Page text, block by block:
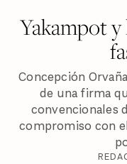
Yakampot
Concepción
de una firma
convencionales
compromiso con